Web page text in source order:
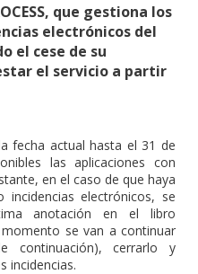
que gestiona los
electrónicos del
el cese de su
el servicio a partir
fecha actual hasta el 31 de
las aplicaciones con
en el caso de que haya
electrónicos, se
anotación en el libro
se van a continuar
cerrarlo y
incidencias.